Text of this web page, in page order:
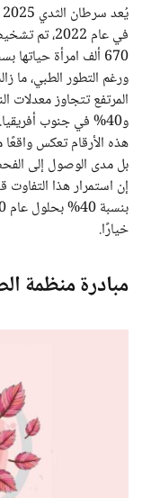
670 ألف امرأة حياتها بسبب المرض.
ورغم التطور الطبي، ما
و40% في جنوب أفريقيا.
هذه الأرقام تعكس
بل مدى الوصول إلى
إن استمرار هذا التفاوت
خيارًا.
مبادرة منظمة